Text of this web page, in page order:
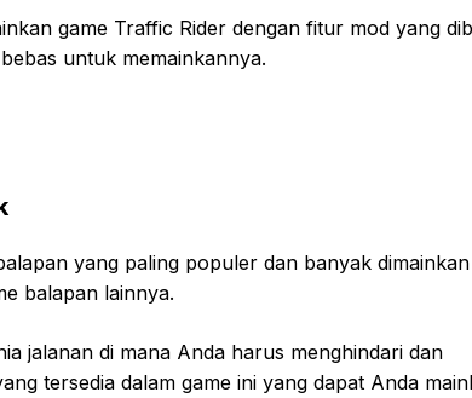
game Traffic Rider dengan fitur mod yang
untuk memainkannya.
yang paling populer dan banyak
balapan lainnya.
jalanan di mana Anda harus menghindari dan
tersedia dalam game ini yang dapat Anda